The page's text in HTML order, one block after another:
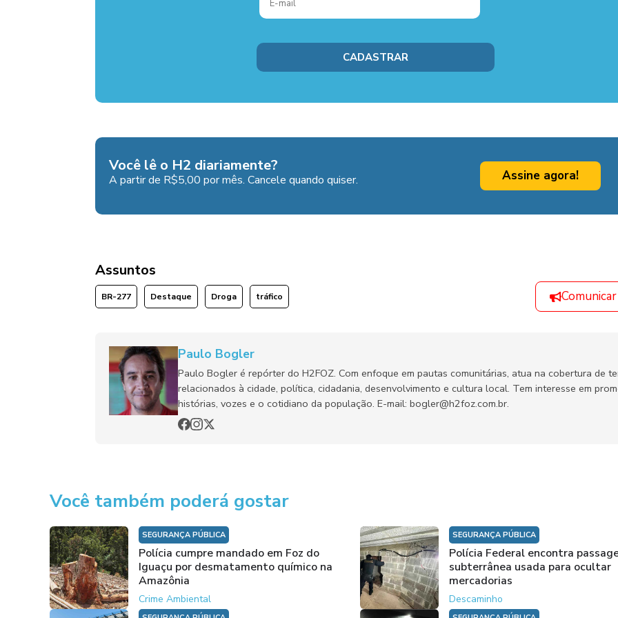
Você lê o H2 diariamente?
A partir de R$5,00 por mês. Cancele quando quiser. Assine agora!
Assuntos
BR-277 Destaque Droga tráfico
Paulo Bogler
Paulo Bogler é repórter do H2FOZ. Com enfoque em pautas comunitárias, atua na cobertura de
relacionados à cidade, política, cidadania, desenvolvimento e cultura local. Tem interesse em
histórias, vozes e o cotidiano da população. E-mail: bogler@h2foz.com.br.
Você também poderá gostar
SEGURANÇA PÚBLICA
Polícia cumpre mandado em Foz do
Iguaçu por desmatamento químico na
Amazônia
Crime Ambiental
SEGURANÇA PÚBLICA
Polícia Federal encontra
subterrânea usada para ocultar
mercadorias
Descaminho